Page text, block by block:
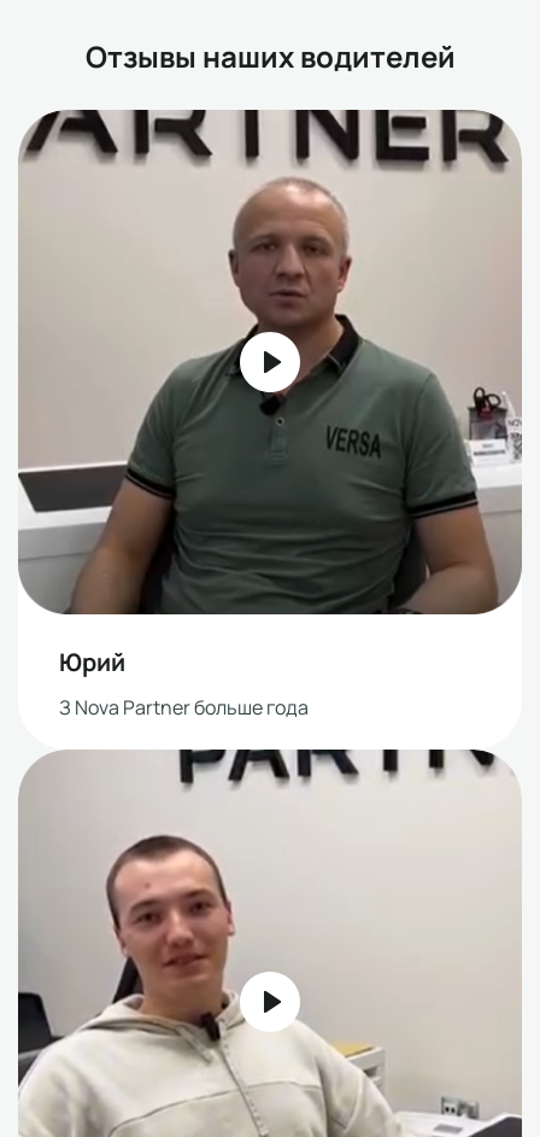
Отзывы наших водителей
Юрий
З Nova Partner больше года